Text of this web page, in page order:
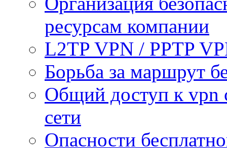
ресурсам компании
L2TP VPN / PPTP
Борьба за маршрут
Общий доступ к vpn
сети
Опасности